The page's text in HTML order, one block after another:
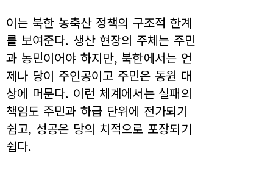
이는 북한 농축산 정책의 구조적 한계
를 보여준다. 생산 현장의 주체는 주민
과 농민이어야 하지만, 북한에서는 언
제나 당이 주인공이고 주민은 동원 대
상에 머문다. 이런 체계에서는 실패의
책임도 주민과 하급 단위에 전가되기
쉽고, 성공은 당의 치적으로 포장되기
쉽다.